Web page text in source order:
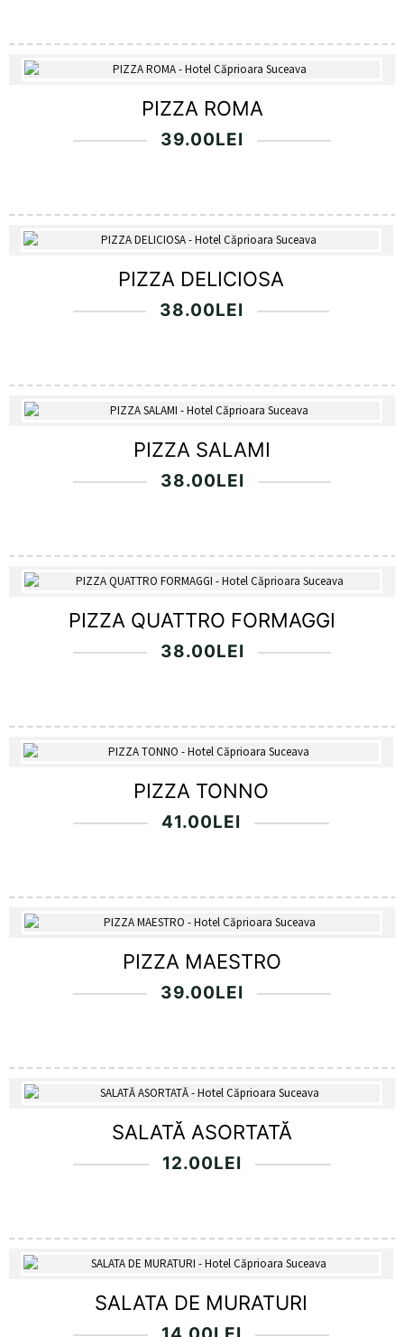
PIZZA ROMA
39.00LEI
PIZZA DELICIOSA
38.00LEI
PIZZA SALAMI
38.00LEI
PIZZA QUATTRO FORMAGGI
38.00LEI
PIZZA TONNO
41.00LEI
PIZZA MAESTRO
39.00LEI
SALATĂ ASORTATĂ
12.00LEI
SALATA DE MURATURI